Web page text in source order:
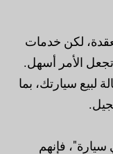
لكن خدمات
الأمر أسهل.
لبيع سيارتك، بما
فإنهم